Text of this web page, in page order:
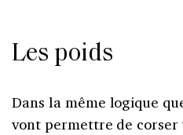
Les poids
Dans la même logique
vont permettre de corser